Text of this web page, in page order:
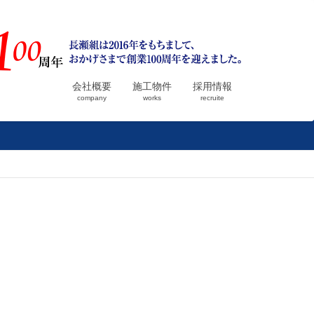
会社概要
company
施工物件
works
採用情報
recruite